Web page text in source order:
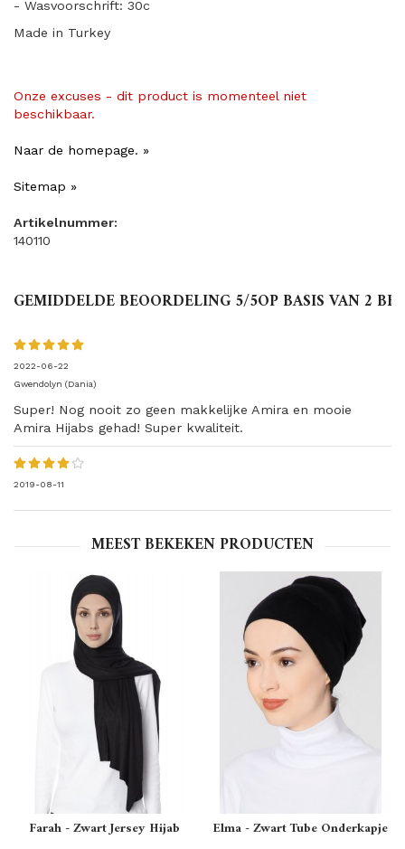
- Wasvoorschrift: 30c
Made in Turkey
Onze excuses - dit product is momenteel niet
beschikbaar.
Naar de homepage. »
Sitemap »
Artikelnummer:
140110
GEMIDDELDE BEOORDELING 5/5OP BASIS VAN2
2022-06-22
Gwendolyn (Dania)
Super! Nog nooit zo geen makkelijke Amira en mooie
Amira Hijabs gehad! Super kwaliteit.
2019-08-11
MEEST BEKEKEN PRODUCTEN
Farah - Zwart Jersey Hijab Elma - Zwart Tube Onderkapje